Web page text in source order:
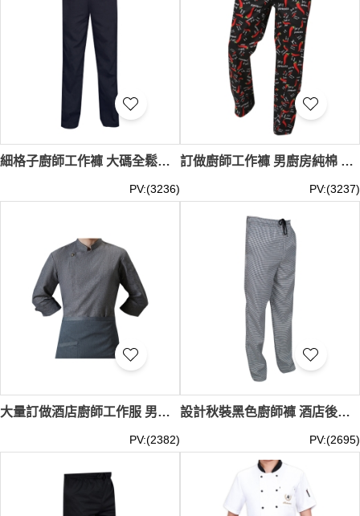
細格子廚師工作褲 大碼全鬆緊褲 飯店餐飲廚房工裝褲 工人條紋褲 SKKI077
PV:(3236)
訂做廚師工作褲 男廚房純棉 印花圖案服務員工作褲 酒店制服夏季褲 SKKI076
PV:(3237)
大量訂做酒店廚師工作服 男女秋冬長袖 高檔餐飲火鍋飯店 棉亞麻工裝 SKKI075
PV:(2382)
設計秋裝黑色廚師褲 酒店後廚 飯店 斑馬褲 千鳥格廚師工作褲子 鬆緊褲子男 SKKI074
PV:(2695)